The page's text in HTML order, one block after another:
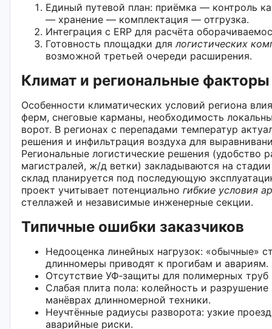
Единый путевой план: приёмка — контроль
— хранение — комплектация — отгрузка.
Интеграция с ERP для расчёта
Готовность площадки для логистических
возможной третьей очереди расширения.
Климат и региональные факторы
Особенности климатических условий региона
ферм, снеговые карманы, необходимость
ворот. В регионах с перепадами температур
решения и инфильтрация воздуха для
Региональные логистические решения (удобство
магистралей, ж/д ветки) закладываются на стадии
склад планируется под последующую
проект учитывает потенциально гибкие условия
стеллажей и независимые инженерные секции.
Типичные ошибки заказчиков
Недооценка линейных нагрузок: «обычные»
длинномеры приводят к прогибам и авариям.
Отсутствие УФ‑защиты для полимерных
Слабая плита пола: колейность и
манёврах длинномерной техники.
Неучтённые радиусы разворота: узкие
аварийные риски.